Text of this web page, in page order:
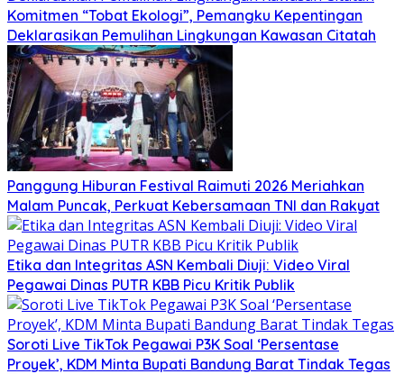
Komitmen “Tobat Ekologi”, Pemangku Kepentingan
Deklarasikan Pemulihan Lingkungan Kawasan Citatah
Panggung Hiburan Festival Raimuti 2026 Meriahkan
Malam Puncak, Perkuat Kebersamaan TNI dan Rakyat
Etika dan Integritas ASN Kembali Diuji: Video Viral
Pegawai Dinas PUTR KBB Picu Kritik Publik
Soroti Live TikTok Pegawai P3K Soal ‘Persentase
Proyek’, KDM Minta Bupati Bandung Barat Tindak Tegas